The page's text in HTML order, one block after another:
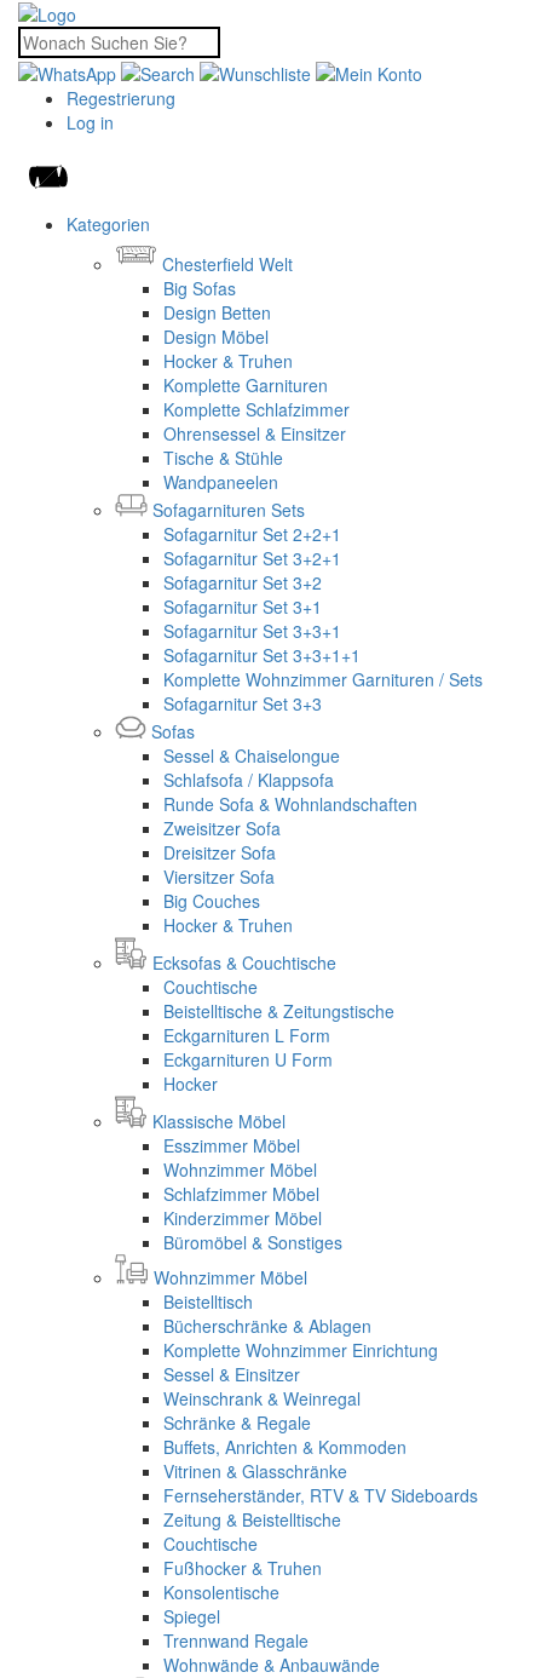
Regestrierung
Log in
Kategorien
Chesterfield Welt
Big Sofas
Design Betten
Design Möbel
Hocker & Truhen
Komplette Garnituren
Komplette Schlafzimmer
Ohrensessel & Einsitzer
Tische & Stühle
Wandpaneelen
Sofagarnituren Sets
Sofagarnitur Set 2+2+1
Sofagarnitur Set 3+2+1
Sofagarnitur Set 3+2
Sofagarnitur Set 3+1
Sofagarnitur Set 3+3+1
Sofagarnitur Set 3+3+1+1
Komplette Wohnzimmer Garnituren / Sets
Sofagarnitur Set 3+3
Sofas
Sessel & Chaiselongue
Schlafsofa / Klappsofa
Runde Sofa & Wohnlandschaften
Zweisitzer Sofa
Dreisitzer Sofa
Viersitzer Sofa
Big Couches
Hocker & Truhen
Ecksofas & Couchtische
Couchtische
Beistelltische & Zeitungstische
Eckgarnituren L Form
Eckgarnituren U Form
Hocker
Klassische Möbel
Esszimmer Möbel
Wohnzimmer Möbel
Schlafzimmer Möbel
Kinderzimmer Möbel
Büromöbel & Sonstiges
Wohnzimmer Möbel
Beistelltisch
Bücherschränke & Ablagen
Komplette Wohnzimmer Einrichtung
Sessel & Einsitzer
Weinschrank & Weinregal
Schränke & Regale
Buffets, Anrichten & Kommoden
Vitrinen & Glasschränke
Fernseherständer, RTV & TV Sideboards
Zeitung & Beistelltische
Couchtische
Fußhocker & Truhen
Konsolentische
Spiegel
Trennwand Regale
Wohnwände & Anbauwände